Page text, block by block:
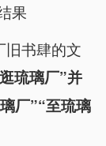
果
书肆的文
琉璃厂”并
厂”“至琉璃